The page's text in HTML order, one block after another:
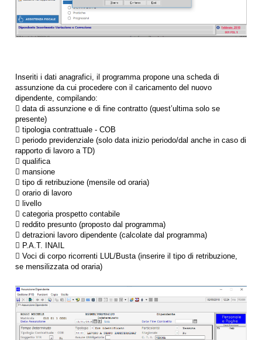
Inseriti i dati anagrafici, il programma propone una scheda di
assunzione da cui procedere con il caricamento del nuovo
dipendente, compilando:
 data di assunzione e di fine contratto (quest’ultima solo se
presente)
 tipologia contrattuale - COB
 periodo previdenziale (solo data inizio periodo/dal anche in caso di
rapporto di lavoro a TD)
 qualifica
 mansione
 tipo di retribuzione (mensile od oraria)
 orario di lavoro
 livello
 categoria prospetto contabile
 reddito presunto (proposto dal programma)
 detrazioni lavoro dipendente (calcolate dal programma)
 P.A.T. INAIL
 Voci di corpo ricorrenti LUL/Busta (inserire il tipo di retribuzione,
se mensilizzata od oraria)